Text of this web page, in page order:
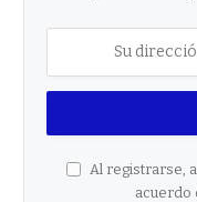
Al registrarse,
acuerdo